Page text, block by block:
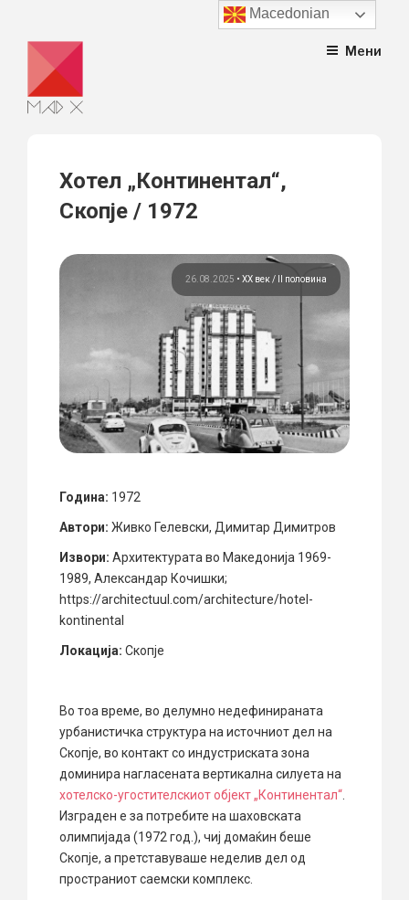
content
Мени
Хотел „Континентал“,
Скопје / 1972
26.08.2025 • ХХ век / II половина
Година: 1972
Автори: Живко Гелевски, Димитар Димитров
Извори: Архитектурата во Македонија 1969-
1989, Александар Кочишки;
https://architectuul.com/architecture/hotel-
kontinental
Локација: Скопје
Во тоа време, во делумно недефинираната
урбанистичка структура на источниот дел на
Скопје, во контакт со индустриската зона
доминира нагласената вертикална силуета на
хотелско-угостителскиот објект „Континентал“
Изграден е за потребите на шаховската
олимпијада (1972 год.), чиј домаќин беше
Скопје, а претставуваше неделив дел од
пространиот саемски комплекс.
Macedonian